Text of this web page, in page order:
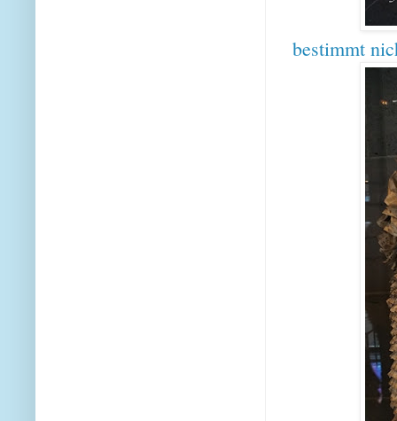
bestimmt